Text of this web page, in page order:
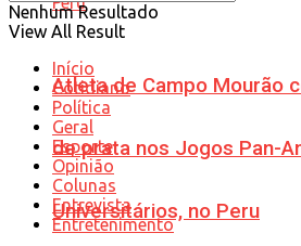
Atleta de Campo Mourão
de prata nos Jogos Pan-
Universitários, no Peru
Nenhum Resultado
View All Result
Início
Cotidiano
Política
Geral
Esporte
Opinião
Colunas
Entrevista
Entretenimento